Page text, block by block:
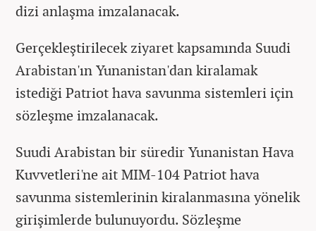
dizi anlaşma imzalanacak.
Gerçekleştirilecek ziyaret kapsamında Suudi
Arabistan'ın Yunanistan'dan kiralamak
istediği Patriot hava savunma sistemleri için
sözleşme imzalanacak.
Suudi Arabistan bir süredir Yunanistan Hava
Kuvvetleri'ne ait MIM-104 Patriot hava
savunma sistemlerinin kiralanmasına yönelik
girişimlerde bulunuyordu. Sözleşme